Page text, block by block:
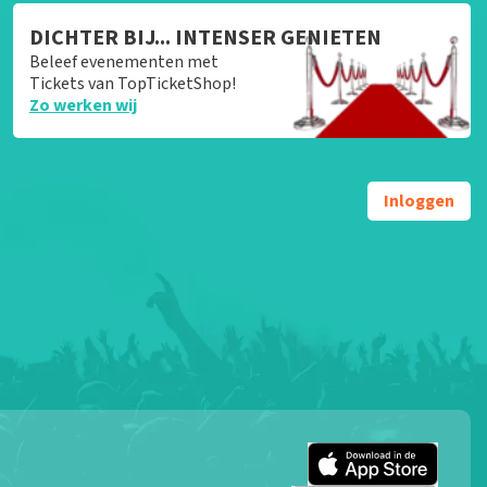
DICHTER BIJ... INTENSER GENIETEN
Beleef evenementen met
Tickets van TopTicketShop!
Zo werken wij
Inloggen